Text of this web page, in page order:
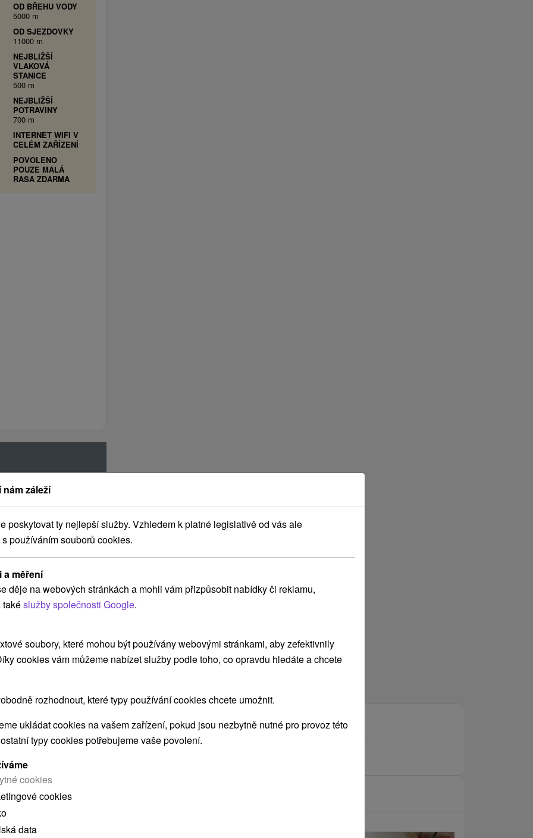
OD BŘEHU VODY
5000 m
OD SJEZDOVKY
11000 m
NEJBLIŽŠÍ
VLAKOVÁ
STANICE
500 m
NEJBLIŽŠÍ
POTRAVINY
700 m
INTERNET WIFI V
CELÉM ZAŘÍZENÍ
POVOLENO
POUZE MALÁ
RASA ZDARMA
Poznámka k cene
jednolôžková
dvojlôžková
apartmán
skutečná délka cesty může být jiná.
v blízkosti?
záleží
poskytovat ty nejlepší služby. Vzhledem k platné legislativě od vás ale
používáním souborů cookies.
a měření
děje na webových stránkách a mohli vám přizpůsobit nabídky či reklamu,
takéslužby společnosti Google.
soubory, které mohou být používány webovými stránkami, aby zefektivnily
cookies vám můžeme nabízet služby podle toho, co opravdu hledáte a chcete
rozhodnout, které typy používání cookies chcete umožnit.
ukládat cookies na vašem zařízení, pokud jsou nezbytně nutné pro provoz této
typy cookies potřebujeme vaše povolení.
cookies
cookies
data